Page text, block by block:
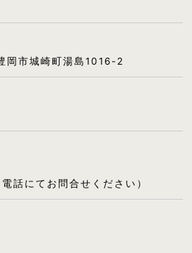
岡市城崎町湯島1016-2
話にてお問合せください）